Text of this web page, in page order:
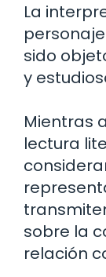
La
sido
y
Mientras
lectura
sobre la
relación